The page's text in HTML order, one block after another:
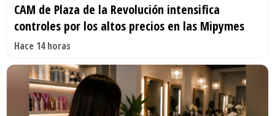
CAM de Plaza de la Revolución intensifica
controles por los altos precios en las Mipymes
Hace 14 horas